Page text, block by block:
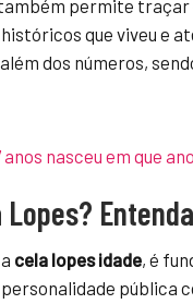
permite
que viveu e
dos números,
anos nasceu em que
Lopes?
cela lopes idade, é
personalidade pública